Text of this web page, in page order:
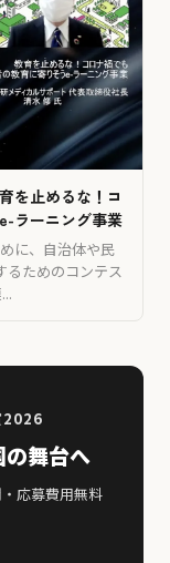
を止めるな！コ
ラーニング事業
に、自治体や民
るためのコンテス
2026
舞台へ
応募費用無料